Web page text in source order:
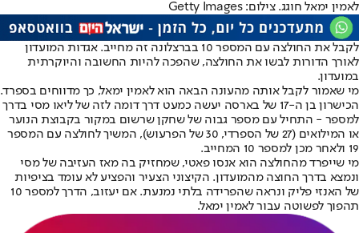
לאמין ימאל חוגג. צילום: Getty Images
לקבל את החולצה עם המספר 10 בברצלונה זה מחייב. אגדות המועדון
לאורך הדורות לבשו את החולצה, שהפכה להיות החשובה והיוקרתית
במועדון.
מי שאמור לקבל אותה מהעונה הבאה הוא לאמין ימאל, כך מדווחים בספרד.
הכישרון בן ה-17 של בארסה יעשה כמעט דרך דומה לזה של ליאו מסי בדרך
למספר - התחיל עם מספר גבוה של שחקן שרשום במקור בקבוצת הנוער
או המילואים (27 של הספרדי, 30 של הפרעוש), המשיך לחולצה עם המספר
19 ולאחר מכן למספר 10 המחייב.
מי שייפרד מהחולצה הוא אנסו פאטי, שמחזיק בה מאז העזיבה של מסי
ונמצא בדרך החוצה מהמועדון. הקיצוני הצעיר והפציע לא עומד בציפיות
של האנזי פליק ונראה שהפרידה בלתי נמנעת. אם יעזוב, הדרך למספר 10
תהפוך לפשוטה עבור לאמין ימאל.